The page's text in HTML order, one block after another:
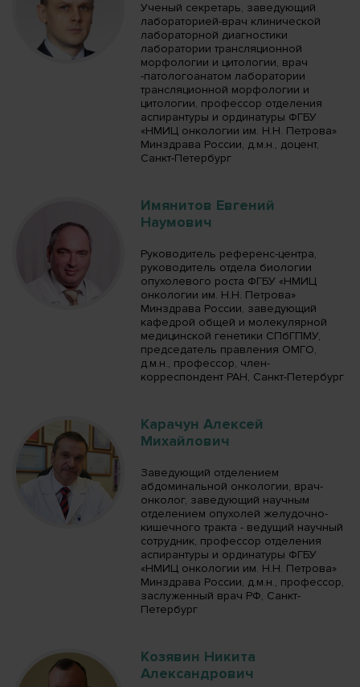
Ученый секретарь, заведующий
лабораторией-врач клинической
лабораторной диагностики
лаборатории трансляционной
морфологии и цитологии, врач
-патологоанатом лаборатории
трансляционной морфологии и
цитологии, профессор отделения
аспирантуры и ординатуры ФГБУ
«НМИЦ онкологии им. Н.Н. Петрова»
Минздрава России, д.м.н., доцент,
Санкт-Петербург
Имянитов Евгений
Наумович
Руководитель референс-центра,
руководитель отдела биологии
опухолевого роста ФГБУ «НМИЦ
онкологии им. Н.Н. Петрова»
Минздрава России, заведующий
кафедрой общей и молекулярной
медицинской генетики СПбГПМУ,
председатель правления ОМГО,
д.м.н., профессор, член-
корреспондент РАН, Санкт-Петербург
Карачун Алексей
Михайлович
Заведующий отделением
абдоминальной онкологии, врач-
онколог, заведующий научным
отделением опухолей желудочно-
кишечного тракта - ведущий научный
сотрудник, профессор отделения
аспирантуры и ординатуры ФГБУ
«НМИЦ онкологии им. Н.Н. Петрова»
Минздрава России, д.м.н., профессор,
заслуженный врач РФ, Санкт-
Петербург
Козявин Никита
Александрович